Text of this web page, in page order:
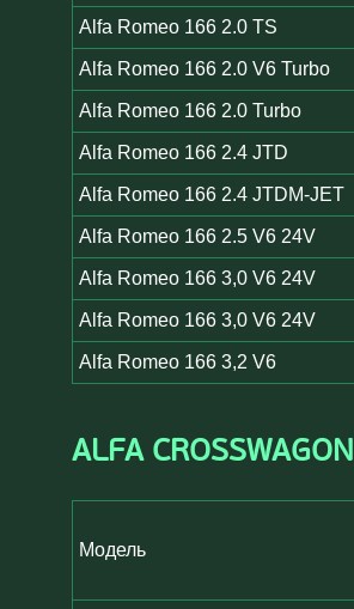
Alfa Romeo 166 2.0 TS
Alfa Romeo 166 2.0 V6 Turbo
Alfa Romeo 166 2.0 Turbo
Alfa Romeo 166 2.4 JTD
Alfa Romeo 166 2.4 JTDM-JET
Alfa Romeo 166 2.5 V6 24V
Alfa Romeo 166 3,0 V6 24V
Alfa Romeo 166 3,0 V6 24V
Alfa Romeo 166 3,2 V6
ALFA CROSSWAGON
Модель